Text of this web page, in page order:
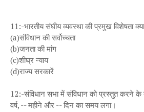
11:-भारतीय संघीय व्यवस्था की प्रमुख विशेषता
(a)संविधान की सर्वोच्चता
(b)जनता की मांग
(c)शीघ्र न्याय
(d)राज्य सरकारें
12:-संविधान सभा में संविधान को प्रस्तुत करने के
वर्ष, -- महीने और -- दिन का समय लगा।